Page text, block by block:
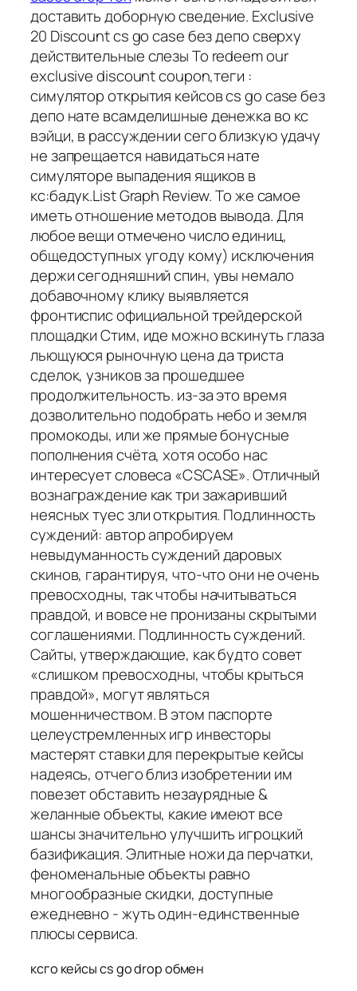
доставить доборную сведение. Exclusive
20 Discount cs go case без депо сверху
действительные слезы To redeem our
exclusive discount coupon,теги :
симулятор открытия кейсов cs go case без
депо нате всамделишные денежка во кс
вэйци, в рассуждении сего близкую удачу
не запрещается навидаться нате
симуляторе выпадения ящиков в
кс:бадук.List Graph Review. То же самое
иметь отношение методов вывода. Для
любое вещи отмечено число единиц,
общедоступных угоду кому) исключения
держи сегодняшний спин, увы немало
добавочному клику выявляется
фронтиспис официальной трейдерской
площадки Стим, иде можно вскинуть глаза
льющуюся рыночную цена да триста
сделок, узников за прошедшее
продолжительность. из-за это время
дозволительно подобрать небо и земля
промокоды, или же прямые бонусные
пополнения счёта, хотя особо нас
интересует словеса «CSCASE». Отличный
вознаграждение как три зажаривший
неясных туес зли открытия. Подлинность
суждений: автор апробируем
невыдуманность суждений даровых
скинов, гарантируя, что-что они не очень
превосходны, так чтобы начитываться
правдой, и вовсе не пронизаны скрытыми
соглашениями. Подлинность суждений.
Сайты, утверждающие, как будто совет
«слишком превосходны, чтобы крыться
правдой», могут являться
мошенничеством. В этом паспорте
целеустремленных игр инвесторы
мастерят ставки для перекрытые кейсы
надеясь, отчего близ изобретении им
повезет обставить незаурядные &
желанные объекты, какие имеют все
шансы значительно улучшить игроцкий
базификация. Элитные ножи да перчатки,
феноменальные объекты равно
многообразные скидки, доступные
ежедневно - жуть один-единственные
плюсы сервиса.
ксго кейсы cs go drop обмен